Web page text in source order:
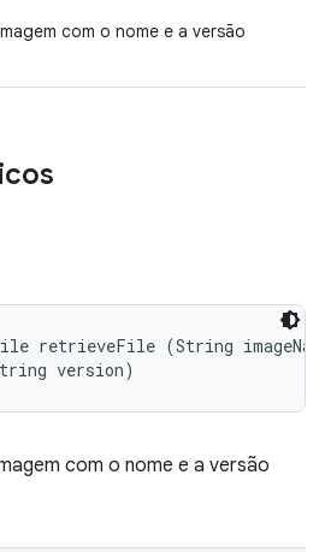
com o nome e a versão
retrieveFile (String
version)
com o nome e a versão